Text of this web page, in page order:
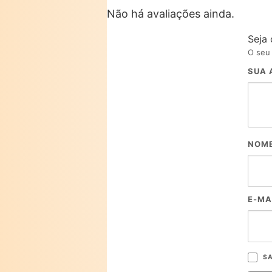
Não há avaliações ainda.
Seja
O
SUA
E-